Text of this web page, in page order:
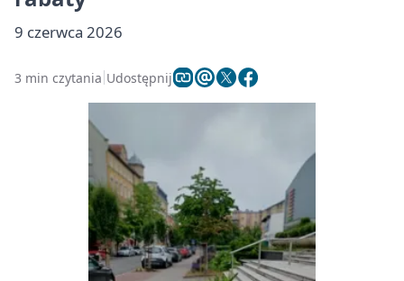
9 czerwca 2026
3 min czytania Udostępnij